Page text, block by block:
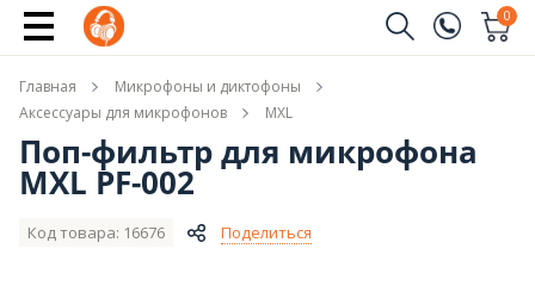
(096)
(044)
0
Имя
Телефон
Главная
Микрофоны и диктофоны
Аксессуары для микрофонов
MXL
Поп-фильтр для микрофона
MXL PF-002
Код товара: 16676 Поделиться
Купить